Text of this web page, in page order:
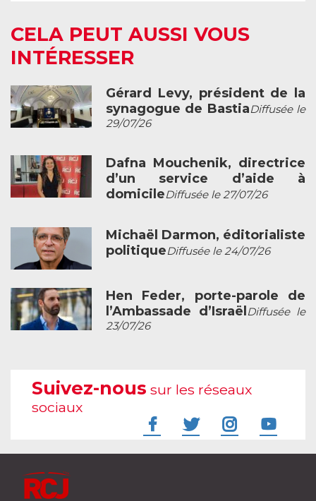
CELA PEUT AUSSI VOUS
INTÉRESSER
Gérard Levy, président de la
synagogue de BastiaDiffusée le
29/07/26
Dafna Mouchenik, directrice
d’un service d’aide à
domicileDiffusée le 27/07/26
Michaël Darmon, éditorialiste
politiqueDiffusée le 24/07/26
Hen Feder, porte-parole de
l’Ambassade d’Israël Diffusée le
23/07/26
Suivez-nous sur les réseaux
sociaux